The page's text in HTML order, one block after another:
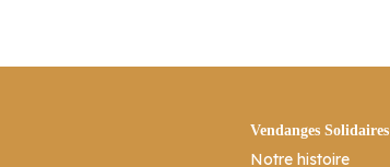
Vendanges Solidaires
Notre histoire